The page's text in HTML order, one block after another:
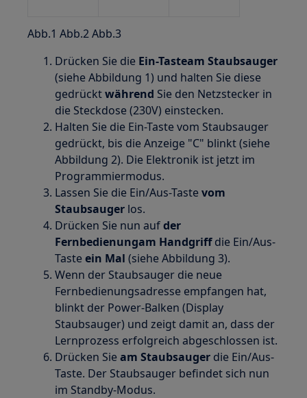
Abb.1 Abb.2 Abb.3
Drücken Sie die Ein-Tasteam Staubsauger
(siehe Abbildung 1) und halten Sie diese
gedrücktwährend Sie den Netzstecker in
die Steckdose (230V) einstecken.
Halten Sie die Ein-Taste vom Staubsauger
gedrückt, bis die Anzeige "C" blinkt (siehe
Abbildung 2). Die Elektronik ist jetzt im
Programmiermodus.
Lassen Sie die Ein/Aus-Tastevom
Staubsauger los.
Drücken Sie nun aufder
Fernbedienungam Handgriffdie Ein/Aus-
Tasteein Mal (siehe Abbildung 3).
Wenn der Staubsauger die neue
Fernbedienungsadresse empfangen hat,
blinkt der Power-Balken (Display
Staubsauger) und zeigt damit an, dass der
Lernprozess erfolgreich abgeschlossen ist.
Drücken Sieam Staubsauger die Ein/Aus-
Taste. Der Staubsauger befindet sich nun
im Standby-Modus.